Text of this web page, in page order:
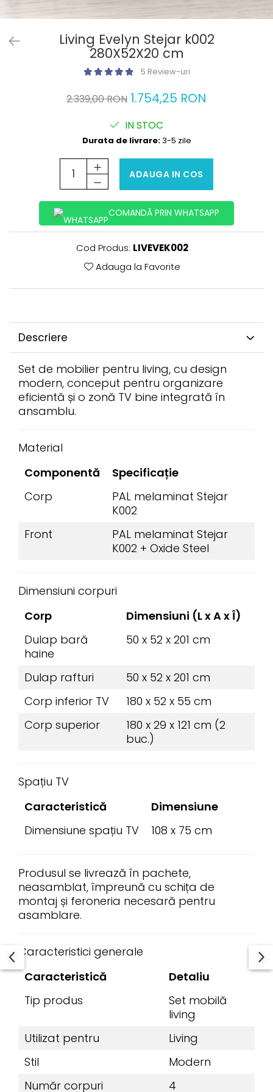
Living Evelyn Stejar k002
280X52X20 cm
5 Review-uri
2.339,00 RON 1.754,25 RON
IN STOC
Durata de livrare:3-5 zile
ADAUGA IN COS
COMANDĂ PRIN WHATSAPP
Cod Produs: LIVEVEK002
Adauga la Favorite
Descriere
Set de mobilier pentru living, cu design
modern, conceput pentru organizare
eficientă și o zonă TV bine integrată în
ansamblu.
Material
Componentă
Specificație
Corp
PAL melaminat Stejar
K002
Front
PAL melaminat Stejar
K002 + Oxide Steel
Dimensiuni corpuri
Corp
Dimensiuni (L x A x Î)
Dulap bară
haine
50 x 52 x 201 cm
Dulap rafturi
50 x 52 x 201 cm
Corp inferior TV
180 x 52 x 55 cm
Corp superior
180 x 29 x 121 cm (2
buc.)
Spațiu TV
Caracteristică
Dimensiune
Dimensiune spațiu TV
108 x 75 cm
Produsul se livrează în pachete,
neasamblat, împreună cu schița de
montaj și feroneria necesară pentru
asamblare.
Caracteristici generale
Caracteristică
Detaliu
Tip produs
Set mobilă
living
Utilizat pentru
Living
Stil
Modern
Număr corpuri
4